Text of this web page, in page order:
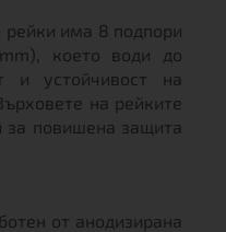
има 8 подпори
което води до
и устойчивост на
на рейките
за повишена защита
от анодизирана